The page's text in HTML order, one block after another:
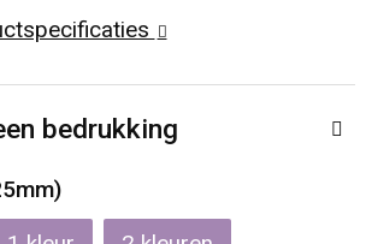
en Verlichting
bedrukking